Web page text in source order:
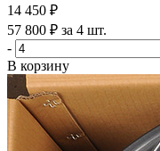
14 450 ₽
57 800 ₽ за 4 шт.
-
В корзину